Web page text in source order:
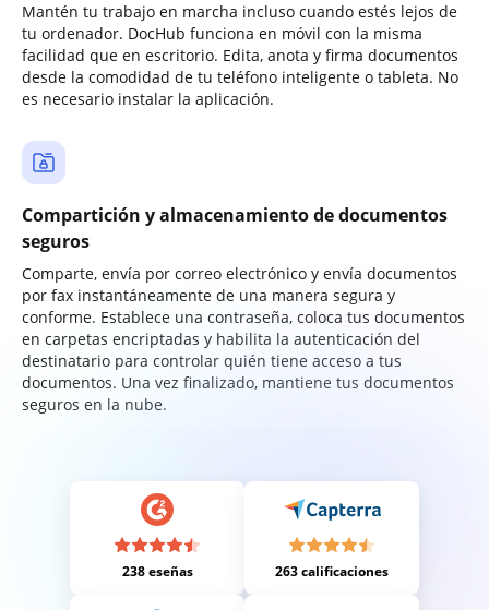
Mantén tu trabajo en marcha incluso cuando estés lejos de
tu ordenador. DocHub funciona en móvil con la misma
facilidad que en escritorio. Edita, anota y firma documentos
desde la comodidad de tu teléfono inteligente o tableta. No
es necesario instalar la aplicación.
Compartición y almacenamiento de documentos
seguros
Comparte, envía por correo electrónico y envía documentos
por fax instantáneamente de una manera segura y
conforme. Establece una contraseña, coloca tus documentos
en carpetas encriptadas y habilita la autenticación del
destinatario para controlar quién tiene acceso a tus
documentos. Una vez finalizado, mantiene tus documentos
seguros en la nube.
238 eseñas 263 calificaciones